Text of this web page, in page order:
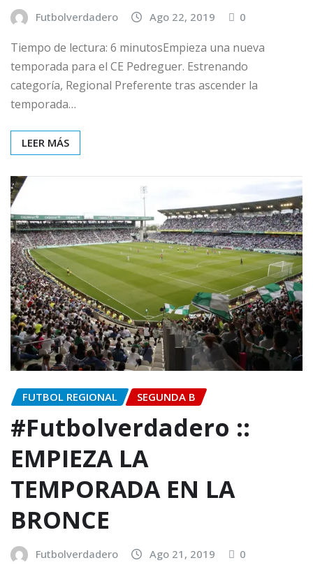
Futbolverdadero Ago 22, 2019 0
Tiempo de lectura: 6 minutosEmpieza una nueva
temporada para el CE Pedreguer. Estrenando
categoría, Regional Preferente tras ascender la
temporada…
LEER MÁS
FUTBOL REGIONAL SEGUNDA B
#Futbolverdadero ::
EMPIEZA LA
TEMPORADA EN LA
BRONCE
Futbolverdadero Ago 21, 2019 0